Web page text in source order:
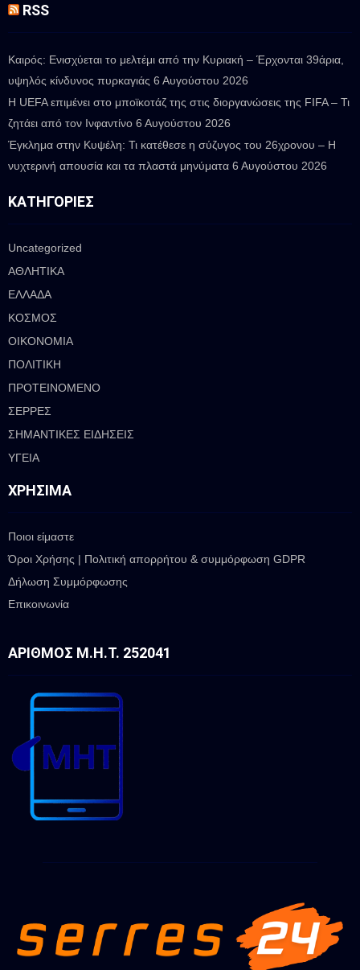
RSS
Καιρός: Ενισχύεται το μελτέμι από την Κυριακή – Έρχονται 39άρια,
υψηλός κίνδυνος πυρκαγιάς 6 Αυγούστου 2026
Η UEFA επιμένει στο μποϊκοτάζ της στις διοργανώσεις της FIFA – Τι
ζητάει από τον Ινφαντίνο 6 Αυγούστου 2026
Έγκλημα στην Κυψέλη: Τι κατέθεσε η σύζυγος του 26χρονου – Η
νυχτερινή απουσία και τα πλαστά μηνύματα 6 Αυγούστου 2026
ΚΑΤΗΓΟΡΊΕΣ
Uncategorized
ΑΘΛΗΤΙΚΑ
ΕΛΛΑΔΑ
ΚΟΣΜΟΣ
ΟΙΚΟΝΟΜΙΑ
ΠΟΛΙΤΙΚΗ
ΠΡΟΤΕΙΝΟΜΕΝΟ
ΣΕΡΡΕΣ
ΣΗΜΑΝΤΙΚΕΣ ΕΙΔΗΣΕΙΣ
ΥΓΕΙΑ
ΧΡΉΣΙΜΑ
Ποιοι είμαστε
Όροι Χρήσης | Πολιτική απορρήτου & συμμόρφωση GDPR
Δήλωση Συμμόρφωσης
Επικοινωνία
ΑΡΙΘΜΌΣ Μ.Η.Τ. 252041